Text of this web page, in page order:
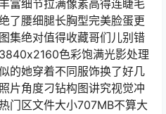
富细节拉满像素高得连睫毛
了腰细腿长胸型完美脸蛋更
集绝对值得收藏哥们儿别错
色彩饱满光影处理
的她穿着不同服饰换了好几
片角度刁钻构图讲究视觉冲
门区文件大小707MB不算大